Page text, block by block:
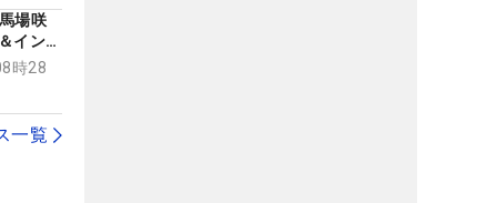
場咲
インタ
画】
時28
一覧